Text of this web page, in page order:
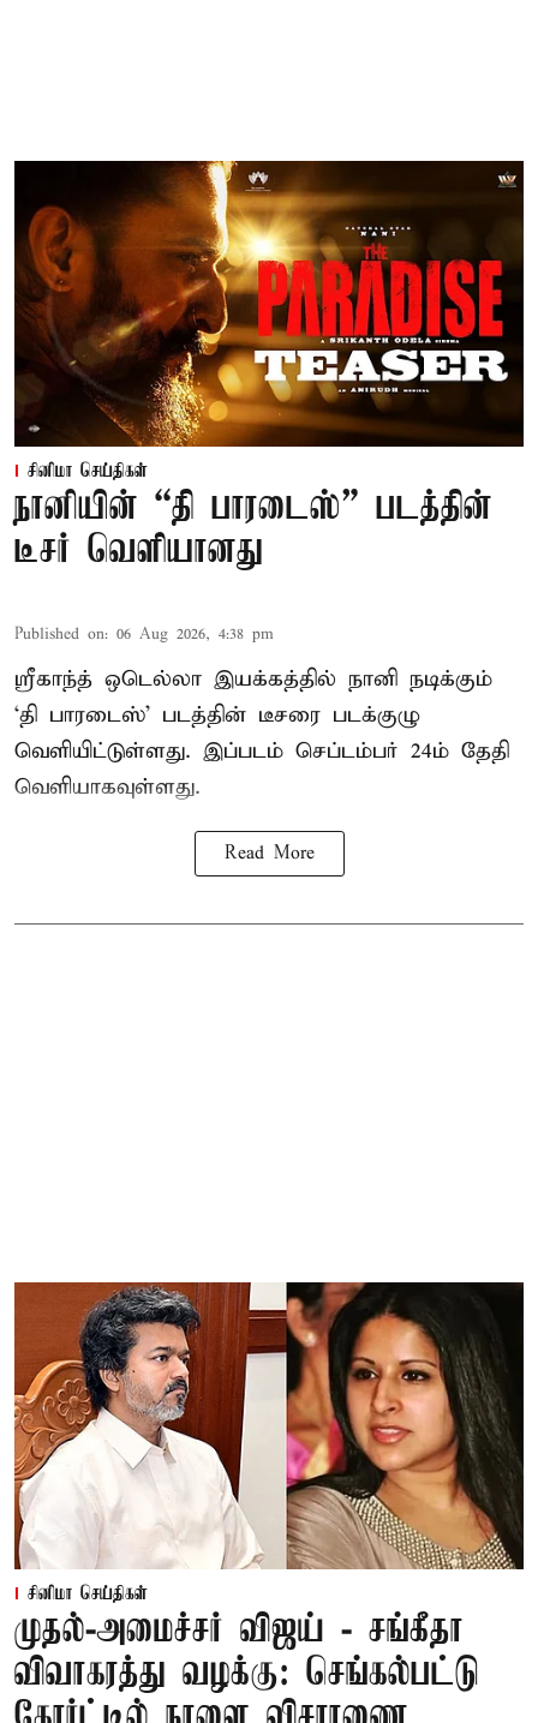
சினிமா செய்திகள்
நானியின் “தி பாரடைஸ்” படத்தின்
டீசர் வெளியானது
Published on: 06 Aug 2026, 4:38 pm
ஸ்ரீகாந்த் ஒடெல்லா இயக்கத்தில் நானி நடிக்கும்
‘தி பாரடைஸ்’ படத்தின் டீசரை படக்குழு
வெளியிட்டுள்ளது. இப்படம் செப்டம்பர் 24ம் தேதி
வெளியாகவுள்ளது.
Read More
சினிமா செய்திகள்
முதல்-அமைச்சர் விஜய் - சங்கீதா
விவாகரத்து வழக்கு: செங்கல்பட்டு